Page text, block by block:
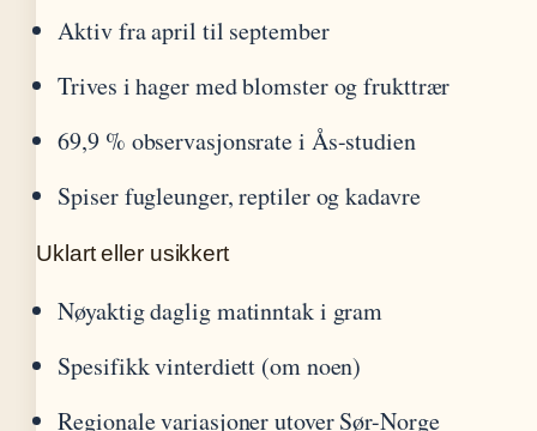
Aktiv fra april til september
Trives i hager med blomster og frukttrær
69,9 % observasjonsrate i Ås-studien
Spiser fugleunger, reptiler og kadavre
Uklart eller usikkert
Nøyaktig daglig matinntak i gram
Spesifikk vinterdiett (om noen)
Regionale variasjoner utover Sør-Norge